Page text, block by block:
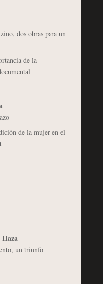
dos obras para un
de la
de la mujer en el
Haza
un triunfo